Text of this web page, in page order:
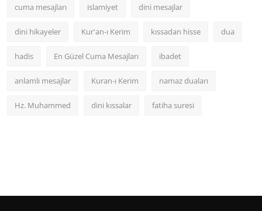
cuma mesajları islamiyet dini mesajlar
dini hikayeler Kur'an-ı Kerim kıssadan hisse dua
hadis En Güzel Cuma Mesajları ibadet
anlamlı mesajlar Kuran-ı Kerim namaz duaları
Hz. Muhammed dini kıssalar fatiha suresi